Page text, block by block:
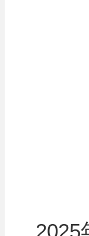
2025